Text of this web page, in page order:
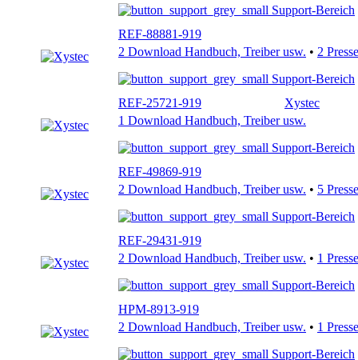
Support-Bereich
REF-88881-919
2 Download Handbuch, Treiber usw. • 2
Support-Bereich
REF-25721-919
Xystec
1 Download Handbuch, Treiber usw.
Support-Bereich
REF-49869-919
2 Download Handbuch, Treiber usw. • 5
Support-Bereich
REF-29431-919
2 Download Handbuch, Treiber usw. • 1
Support-Bereich
HPM-8913-919
2 Download Handbuch, Treiber usw. • 1
Support-Bereich